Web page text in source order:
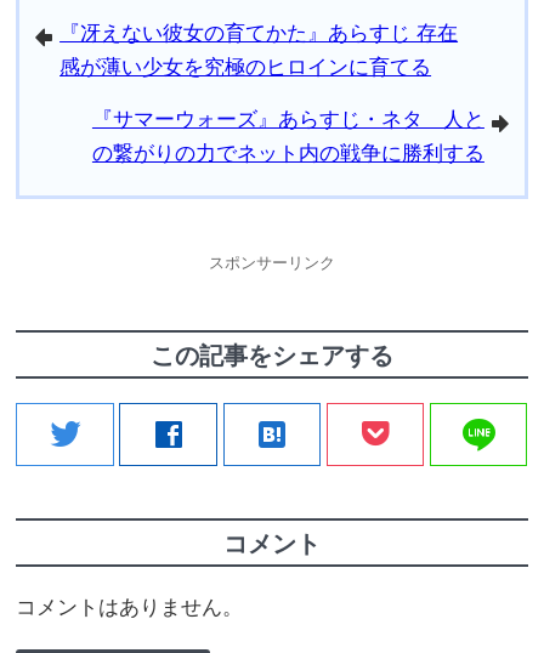
arrowleft
『冴えない彼女の育てかた』あらすじ 存在
感が薄い少女を究極のヒロインに育てる
arrowright
『サマーウォーズ』あらすじ・ネタ 人と
の繋がりの力でネット内の戦争に勝利する
スポンサーリンク
この記事をシェアする
twitter facebook hatenabookmark line
コメント
コメントはありません。